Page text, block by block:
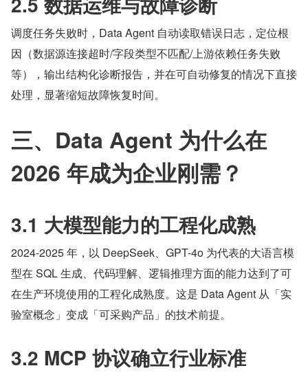
调度任务失败时，Data Agent 自动读取错误日志，定位根
因（数据源连接超时/字段类型不匹配/上游依赖任务失败
等），输出结构化诊断报告，并在可自动修复的情况下直接
处理，显著缩短故障恢复时间。
三、Data Agent 为什么在
2026 年成为企业刚需？
3.1 大模型能力的工程化成熟
2024-2025 年，以 DeepSeek、GPT-4o 为代表的大语言模
型在 SQL 生成、代码理解、逻辑推理方面的能力达到了可
在生产环境使用的工程化成熟度。这是 Data Agent 从「实
验室概念」变成「可采购产品」的技术前提。
3.2 MCP 协议确立行业标准